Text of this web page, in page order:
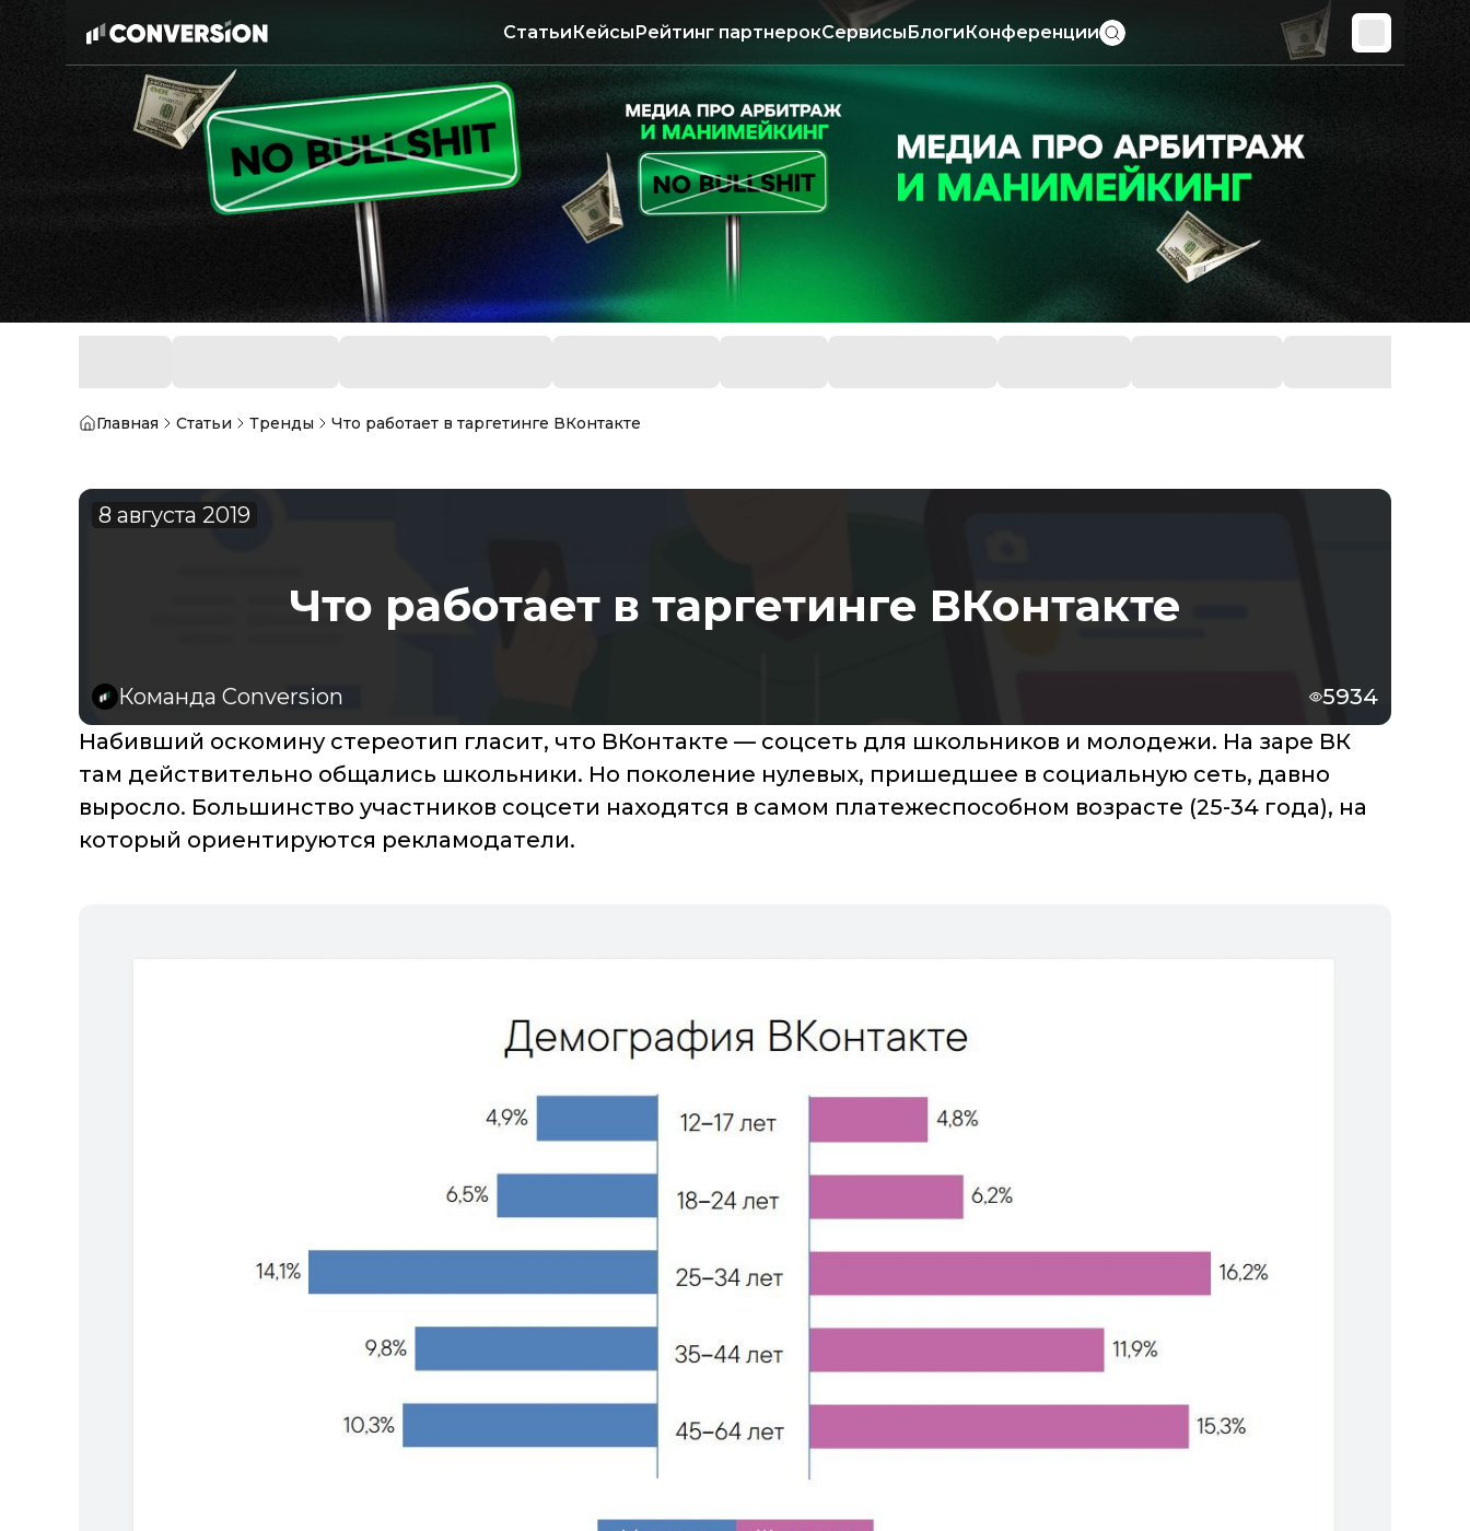
СтатьиКейсыРейтинг партнерокСервисыБлогиКонференции
Главная Статьи Тренды Что работает в таргетинге ВКонтакте
8 августа 2019
Что работает в таргетинге ВКонтакте
Команда Conversion
5934
Набивший оскомину стереотип гласит, что ВКонтакте — соцсеть для школьников и молодежи. На заре ВК
там действительно общались школьники. Но поколение нулевых, пришедшее в социальную сеть, давно
выросло. Большинство участников соцсети находятся в самом платежеспособном возрасте (25-34 года), на
который ориентируются рекламодатели.